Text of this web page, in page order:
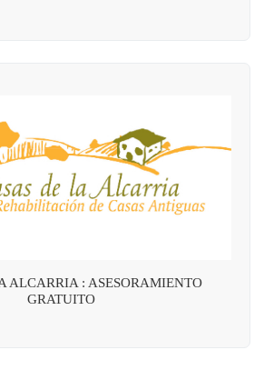
ALCARRIA : ASESORAMIENTO
GRATUITO